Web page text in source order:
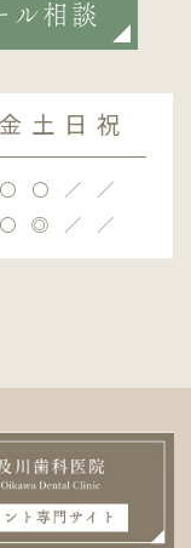
ル相談
金 土 日 祝
〇 〇 ／ ／
〇 ◎ ／ ／